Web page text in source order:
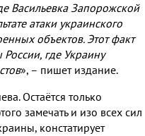
Васильевка Запорожской
атаки украинского
объектов. Этот факт
где Украину
», – пишет издание.
Остаётся только
замечать и изо всех сил
констатирует